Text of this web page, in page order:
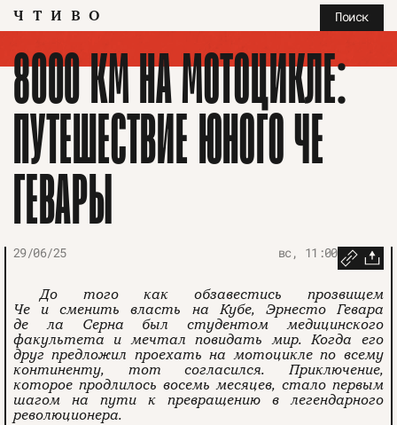
ЧТИВО Поиск
8000 КМ НА МОТОЦИКЛЕ:
ПУТЕШЕСТВИЕ ЮНОГО ЧЕ
ГЕВАРЫ
29/06/25 вс, 11:00
До того как обзавестись прозвищем
Че и сменить власть на Кубе, Эрнесто Гевара
де ла Серна был студентом медицинского
факультета и мечтал повидать мир. Когда его
друг предложил проехать на мотоцикле по всему
континенту, тот согласился. Приключение,
которое продлилось восемь месяцев, стало первым
шагом на пути к превращению в легендарного
революционера.